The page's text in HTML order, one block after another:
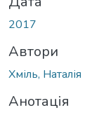
2017
Автори
Хміль, Наталія
Анотація